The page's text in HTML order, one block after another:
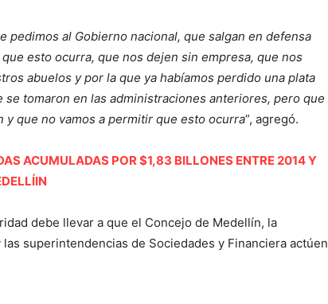
pedimos al Gobierno nacional, que salgan en defensa
esto ocurra, que nos dejen sin empresa, que nos
abuelos y por la que ya habíamos perdido una plata
tomaron en las administraciones anteriores, pero que
que no vamos a permitir que esto ocurra”, agregó.
ACUMULADAS POR $1,83 BILLONES ENTRE 2014 Y
debe llevar a que el Concejo de Medellín, la
superintendencias de Sociedades y Financiera actúen